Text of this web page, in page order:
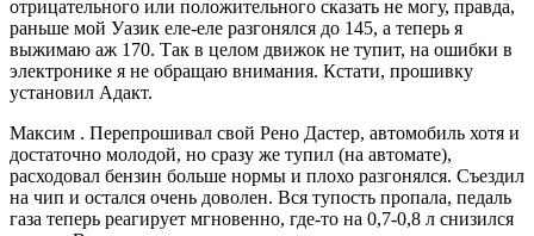
отрицательного или положительного сказать не могу, правда,
раньше мой Уазик еле-еле разгонялся до 145, а теперь я
выжимаю аж 170. Так в целом движок не тупит, на ошибки в
электронике я не обращаю внимания. Кстати, прошивку
установил Адакт.
Максим . Перепрошивал свой Рено Дастер, автомобиль хотя и
достаточно молодой, но сразу же тупил (на автомате),
расходовал бензин больше нормы и плохо разгонялся. Съездил
на чип и остался очень доволен. Вся тупость пропала, педаль
газа теперь реагирует мгновенно, где-то на 0,7-0,8 л снизился